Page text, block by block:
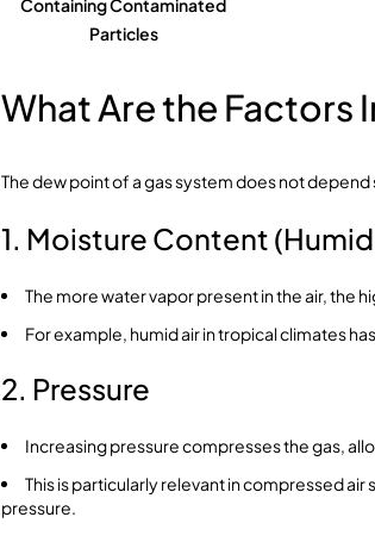
Containing Contaminated
Particles
What Are the Factors
The dew point of a gas system does not
1. Moisture Content
The more water vapor present in the air, the
For example, humid air in tropical climates
2. Pressure
Increasing pressure compresses the gas,
This is particularly relevant in compressed
pressure.